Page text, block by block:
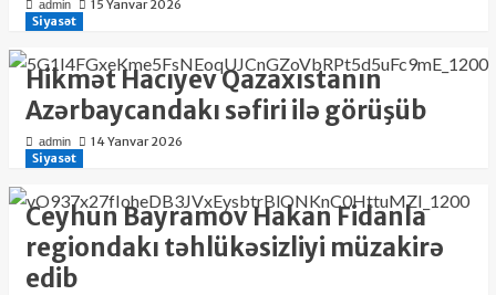
admin
15 Yanvar 2026
Siyasət
Hikmət Hacıyev Qazaxıstanın
Azərbaycandakı səfiri ilə görüşüb
admin
14 Yanvar 2026
Siyasət
Ceyhun Bayramov Hakan Fidanla
regiondakı təhlükəsizliyi müzakirə
edib